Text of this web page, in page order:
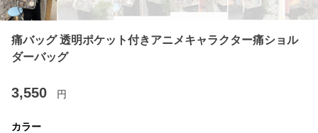
痛バッグ 透明ポケット付きアニメキャラクター痛ショル
ダーバッグ
3,550 円
カラー